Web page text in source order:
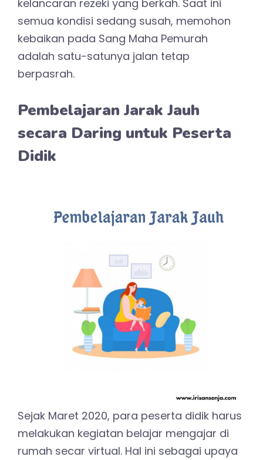
kelancaran rezeki yang berkah. Saat ini
semua kondisi sedang susah, memohon
kebaikan pada Sang Maha Pemurah
adalah satu-satunya jalan tetap
berpasrah.
Pembelajaran Jarak Jauh
secara Daring untuk Peserta
Didik
Sejak Maret 2020, para peserta didik harus
melakukan kegiatan belajar mengajar di
rumah secar virtual. Hal ini sebagai upaya